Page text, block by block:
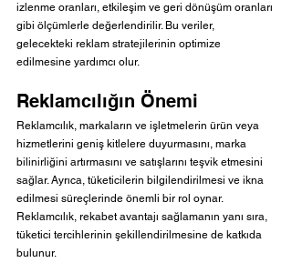
izlenme oranları, etkileşim ve geri dönüşüm oranları
gibi ölçümlerle değerlendirilir. Bu veriler,
gelecekteki reklam stratejilerinin optimize
edilmesine yardımcı olur.
Reklamcılığın Önemi
Reklamcılık, markaların ve işletmelerin ürün veya
hizmetlerini geniş kitlelere duyurmasını, marka
bilinirliğini artırmasını ve satışlarını teşvik etmesini
sağlar. Ayrıca, tüketicilerin bilgilendirilmesi ve ikna
edilmesi süreçlerinde önemli bir rol oynar.
Reklamcılık, rekabet avantajı sağlamanın yanı sıra,
tüketici tercihlerinin şekillendirilmesine de katkıda
bulunur.